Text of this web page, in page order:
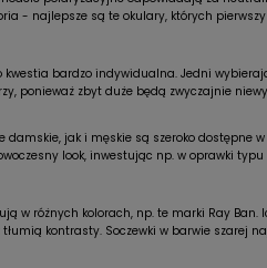
- najlepsze są te okulary, których
kwestia bardzo indywidualna. Jedni
ponieważ zbyt duże będą zwyczajnie
damskie, jak i męskie są szeroko
look, inwestując np. w oprawki
w różnych kolorach, np. te marki Ray
kontrasty. Soczewki w barwie szarej